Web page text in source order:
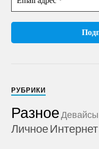
РУБРИКИ
РазноеДевайсы
ЛичноеИнтернет